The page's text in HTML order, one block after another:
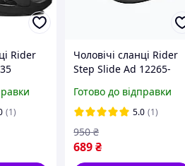
Rider
(1)
Чоловічі сланці Rider
Step Slide Ad 12265-
Готово до відправки
5.0 (1)
689₴
950 ₴